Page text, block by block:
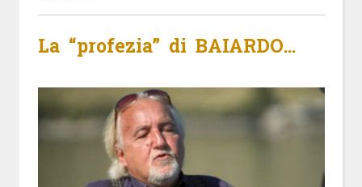
La “profezia” di BAIARDO…